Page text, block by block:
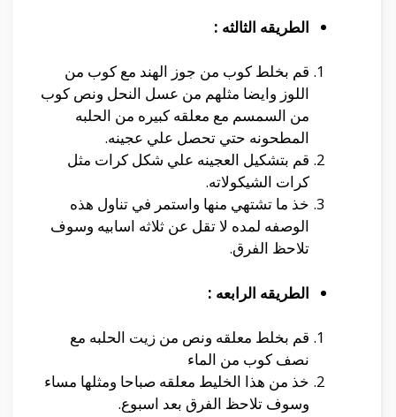
الطريقه الثالثه :
قم بخلط كوب من جوز الهند مع كوب من
اللوز وايضا مثلهم من عسل النحل ونص كوب
من السمسم مع معلقه كبيره من الحلبه
المطحونه حتي تحصل علي عجينه.
قم بتشكيل العجينه علي شكل كرات مثل
كرات الشيكولاته.
خذ ما تشتهي منها واستمر في تناول هذه
الوصفه لمده لا تقل عن ثلاثه اسابيه وسوف
تلاحظ الفرق.
الطريقه الرابعه :
قم بخلط معلقه ونص من زيت الحلبه مع
نصف كوب من الماء
خذ من هذا الخليط معلقه صباحا ومثلها مساء
وسوف تلاحظ الفرق بعد اسبوع.